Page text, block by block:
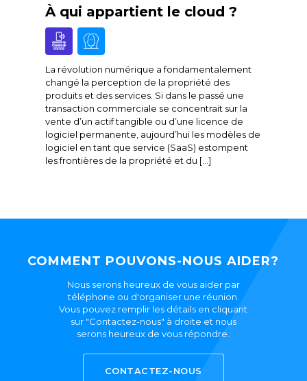
À qui appartient le cloud ?
La révolution numérique a fondamentalement
changé la perception de la propriété des
produits et des services. Si dans le passé une
transaction commerciale se concentrait sur la
vente d’un actif tangible ou d’une licence de
logiciel permanente, aujourd’hui les modèles de
logiciel en tant que service (SaaS) estompent
les frontières de la propriété et du […]
COMMENT POUVONS-NOUS AIDER?
Nous serons heureux de vous aider par
téléphone ou d'organiser une réunion.
Vous pouvez remplir les détails en cliquant
sur "Contactez-nous" à droite et nous
serons heureux de vous répondre.
CONTACTEZ-NOUS